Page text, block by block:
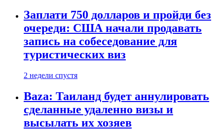
Заплати 750 долларов и пройди без
очереди: США начали продавать
запись на собеседование для
туристических виз
2 недели спустя
Baza: Таиланд будет аннулировать
сделанные удаленно визы и
высылать их хозяев